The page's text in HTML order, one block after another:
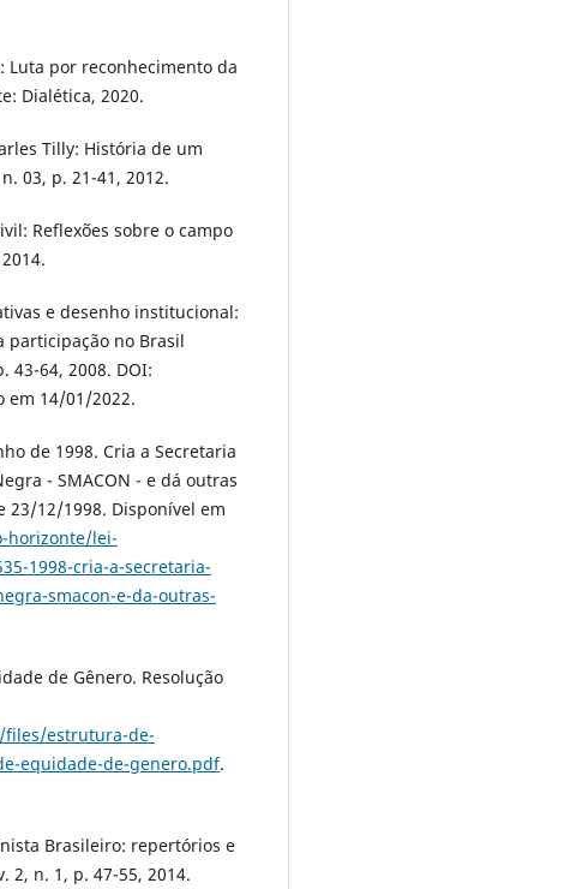
Luta por reconhecimento da
Dialética, 2020.
Tilly: História de um
03, p. 21-41, 2012.
Reflexões sobre o campo
e desenho institucional:
participação no Brasil
43-64, 2008. DOI:
em 14/01/2022.
de 1998. Cria a Secretaria
- SMACON - e dá outras
12/1998. Disponível em
horizonte/lei-
1998-cria-a-secretaria-
smacon-e-da-outras-
de Gênero. Resolução
estrutura-de-
equidade-de-genero.pdf.
Brasileiro: repertórios e
2, n. 1, p. 47-55, 2014.